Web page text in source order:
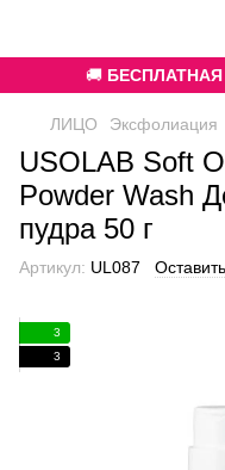
🚚 БЕСПЛАТНАЯ
ЛИЦО Эксфолиация
USOLAB Soft
Powder Wash
пудра 50 г
Артикул: UL087
3
3